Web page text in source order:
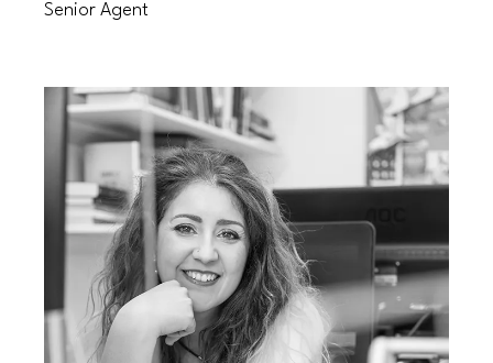
Senior Agent